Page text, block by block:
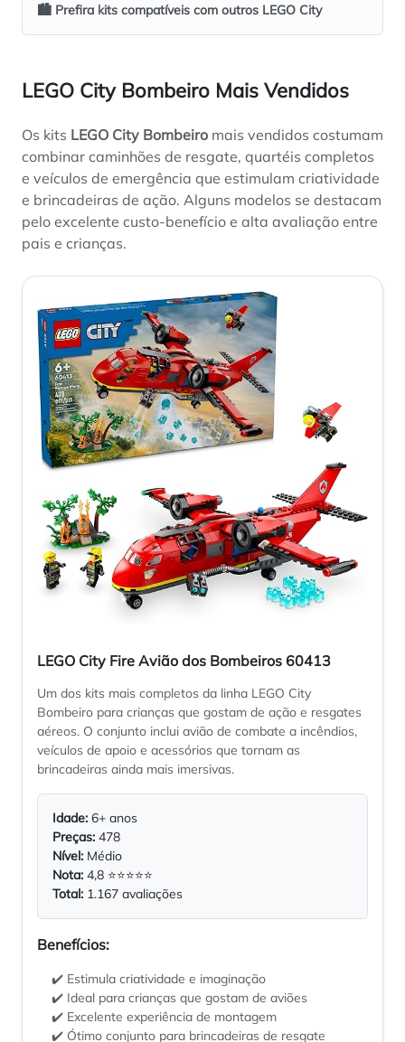
🏙️ Prefira kits compatíveis com outros LEGO City
LEGO City Bombeiro Mais Vendidos
Os kits LEGO City Bombeiro mais vendidos costumam
combinar caminhões de resgate, quartéis completos
e veículos de emergência que estimulam criatividade
e brincadeiras de ação. Alguns modelos se destacam
pelo excelente custo-benefício e alta avaliação entre
pais e crianças.
LEGO City Fire Avião dos Bombeiros 60413
Um dos kits mais completos da linha LEGO City
Bombeiro para crianças que gostam de ação e resgates
aéreos. O conjunto inclui avião de combate a incêndios,
veículos de apoio e acessórios que tornam as
brincadeiras ainda mais imersivas.
Idade: 6+ anos
Preças: 478
Nível: Médio
Nota: 4,8 ⭐⭐⭐⭐⭐
Total: 1.167 avaliações
Benefícios:
✔️ Estimula criatividade e imaginação
✔️ Ideal para crianças que gostam de aviões
✔️ Excelente experiência de montagem
✔️ Ótimo conjunto para brincadeiras de resgate